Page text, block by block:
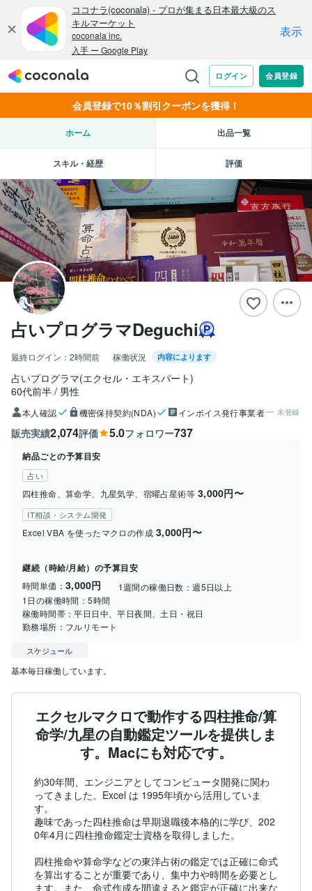
会員登録で10％割引クーポンを獲得！
ホーム 出品一覧
スキル・経歴 評価
占いプログラマDeguchi
最終ログイン： 2時間前 稼働状況 内容によります
占いプログラマ(エクセル・エキスパート)
60代前半
男性
本人確認 機密保持契約(NDA) インボイス発行事業者 未登録
販売実績2,074評価 5.0フォロワー737
納品ごとの予算目安
占い
四柱推命、算命学、九星気学、宿曜占星術等 3,000円〜
IT相談・システム開発
Excel VBA を使ったマクロの作成 3,000円〜
継続（時給/月給）の予算目安
時間単価： 3,000円 1週間の稼働日数：週5日以上
1日の稼働時間：5時間
稼働時間帯：平日日中、平日夜間、土日・祝日
勤務場所： フルリモート
スケジュール
基本毎日稼働しています。
エクセルマクロで動作する四柱推命/算
命学/九星の自動鑑定ツールを提供しま
す。Macにも対応です。
約30年間、エンジニアとしてコンピュータ開発に関わ
ってきました。Excel は 1995年頃から活用していま
す。
趣味であった四柱推命は早期退職後本格的に学び、202
0年4月に四柱推命鑑定士資格を取得しました。
四柱推命や算命学などの東洋占術の鑑定では正確に命式
を算出することが重要であり、集中力や時間を必要とし
ます。また、命式作成を間違えると鑑定が正確に出来な